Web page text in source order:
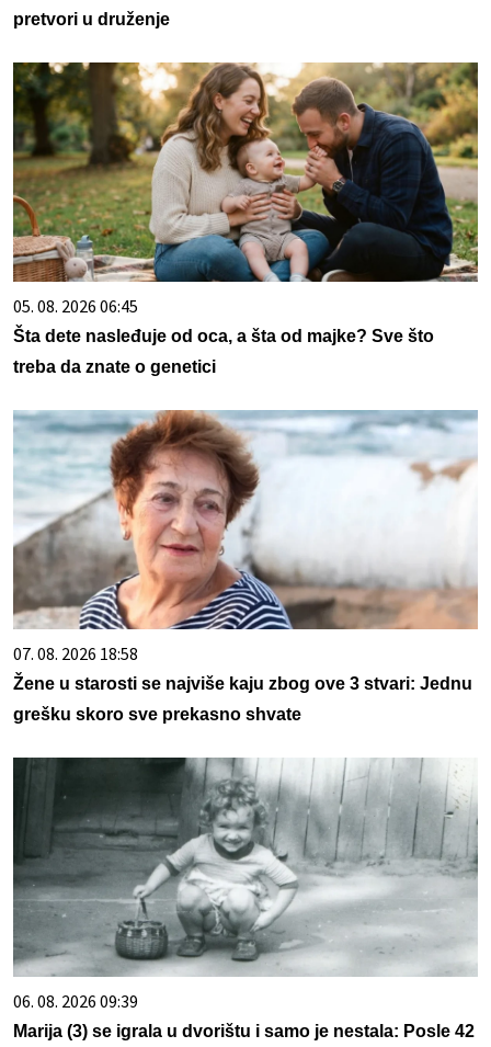
pretvori u druženje
05. 08. 2026 06:45
Šta dete nasleđuje od oca, a šta od majke? Sve što
treba da znate o genetici
07. 08. 2026 18:58
Žene u starosti se najviše kaju zbog ove 3 stvari: Jednu
grešku skoro sve prekasno shvate
06. 08. 2026 09:39
Marija (3) se igrala u dvorištu i samo je nestala: Posle 42